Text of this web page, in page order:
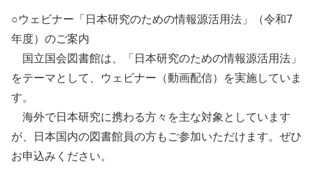
○ウェビナー「日本研究のための情報源活用法」（令和7
年度）のご案内
国立国会図書館は、「日本研究のための情報源活用法」
をテーマとして、ウェビナー（動画配信）を実施していま
す。
海外で日本研究に携わる方々を主な対象としています
が、日本国内の図書館員の方もご参加いただけます。ぜひ
お申込みください。